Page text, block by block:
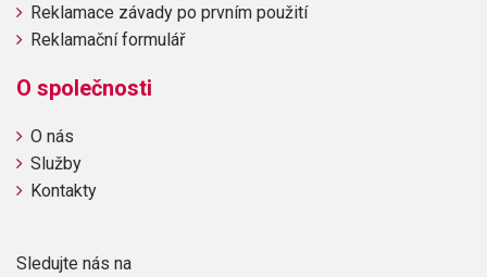
Reklamace závady po prvním použití
Reklamační formulář
O společnosti
O nás
Služby
Kontakty
Sledujte nás na